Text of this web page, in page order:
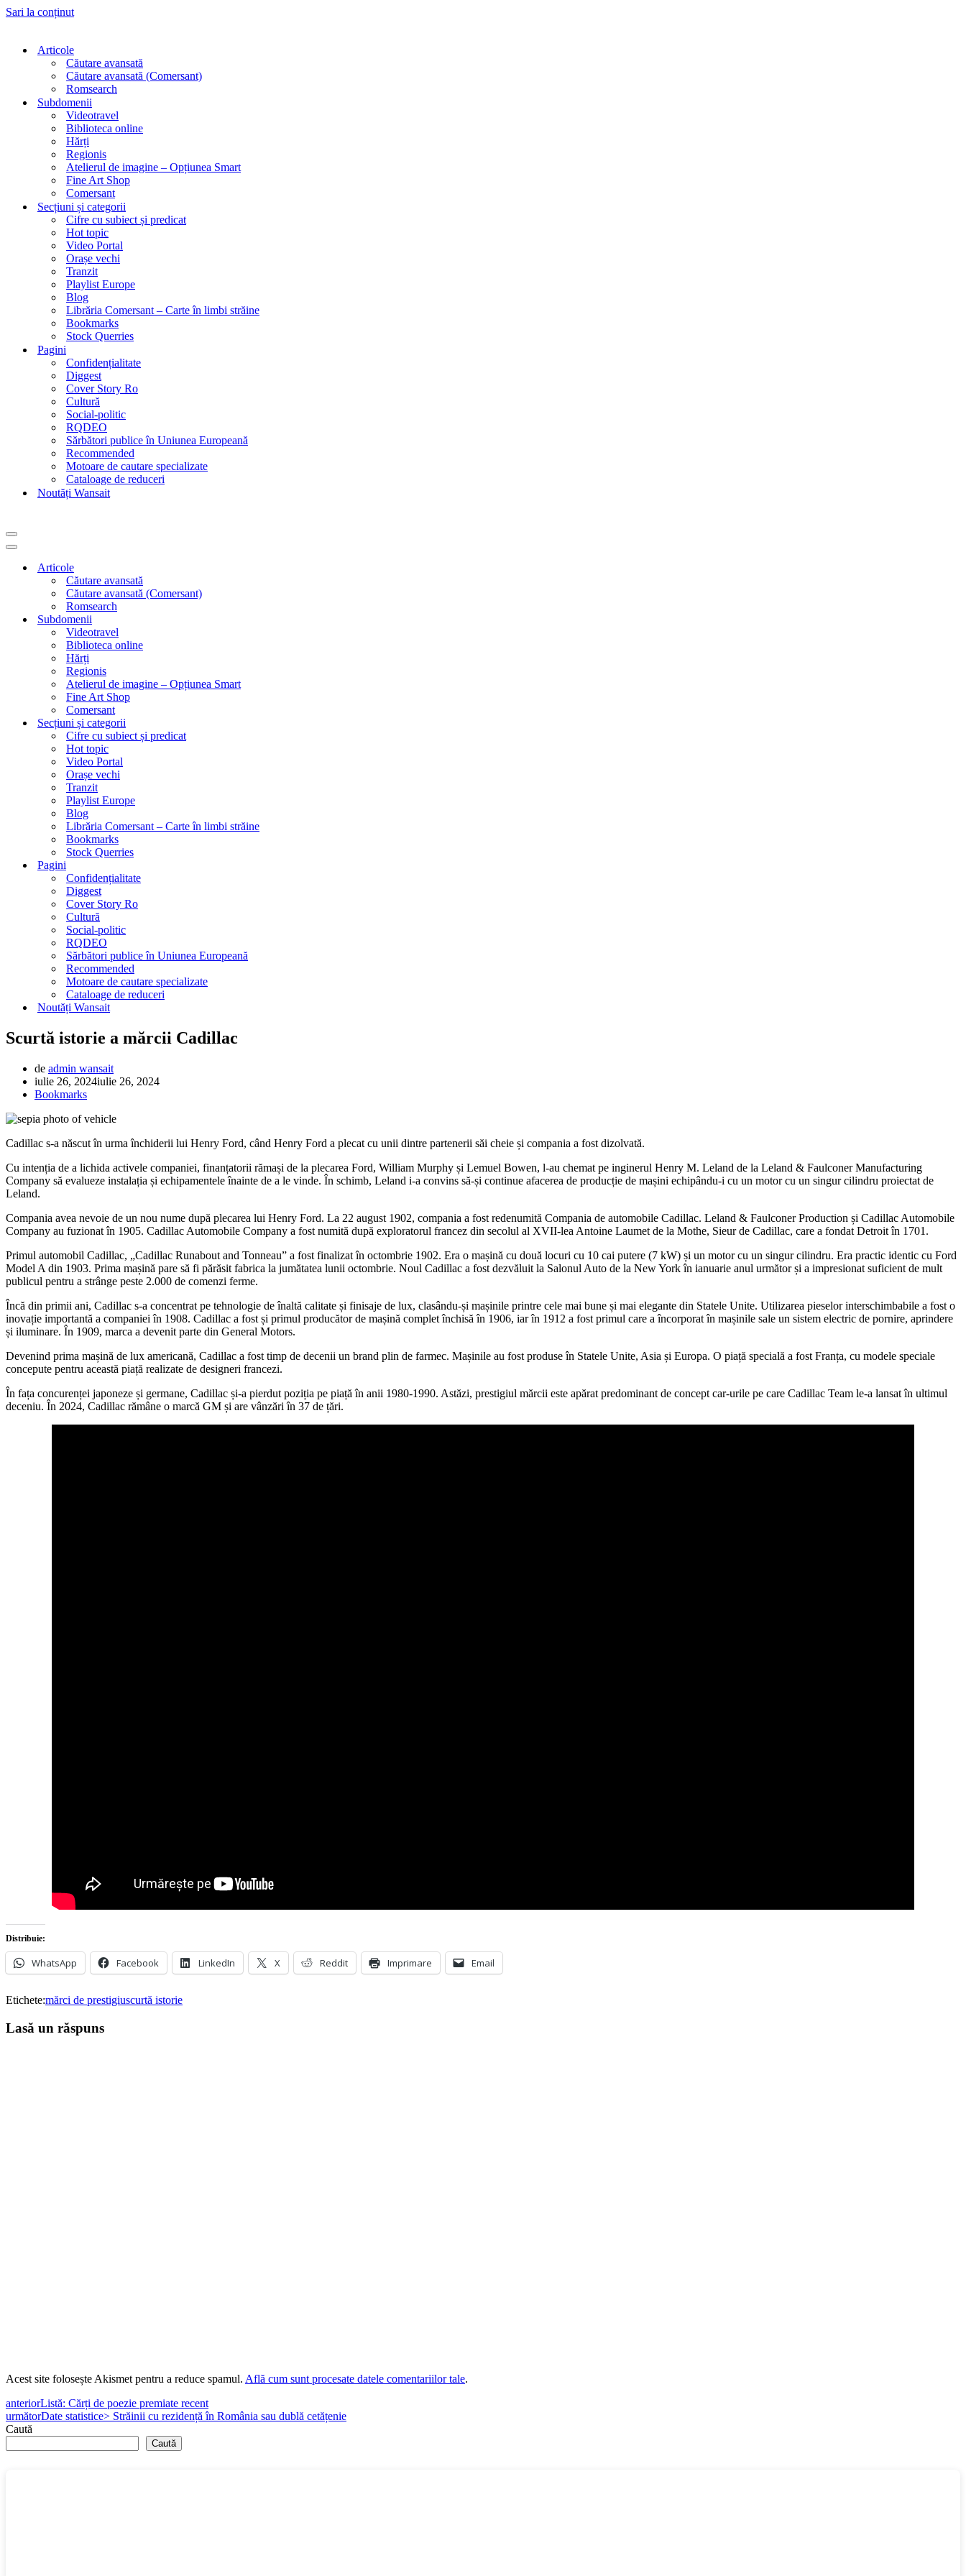
Sari la conținut
Articole
Căutare avansată
Căutare avansată (Comersant)
Romsearch
Subdomenii
Videotravel
Biblioteca online
Hărți
Regionis
Atelierul de imagine – Opțiunea Smart
Fine Art Shop
Comersant
Secțiuni și categorii
Cifre cu subiect și predicat
Hot topic
Video Portal
Orașe vechi
Tranzit
Playlist Europe
Blog
Librăria Comersant – Carte în limbi străine
Bookmarks
Stock Querries
Pagini
Confidențialitate
Diggest
Cover Story Ro
Cultură
Social-politic
RQDEO
Sărbători publice în Uniunea Europeană
Recommended
Motoare de cautare specializate
Cataloage de reduceri
Noutăți Wansait
Meniu
de
Meniu
navigareArticole
Căutare avansată
Căutare avansată (Comersant)
Romsearch
Subdomenii
Videotravel
Biblioteca online
Hărți
Regionis
Atelierul de imagine – Opțiunea Smart
Fine Art Shop
Comersant
Secțiuni și categorii
Cifre cu subiect și predicat
Hot topic
Video Portal
Orașe vechi
Tranzit
Playlist Europe
Blog
Librăria Comersant – Carte în limbi străine
Bookmarks
Stock Querries
Pagini
Confidențialitate
Diggest
Cover Story Ro
Cultură
Social-politic
RQDEO
Sărbători publice în Uniunea Europeană
Recommended
Motoare de cautare specializate
Cataloage de reduceri
Noutăți Wansait
Scurtă istorie a mărcii Cadillac
de admin wansait
iulie 26, 2024iulie 26, 2024
Bookmarks
Cadillac s-a născut în urma închiderii lui Henry Ford, când Henry Ford a plecat cu unii dintre partenerii săi cheie și compania a fost dizolvată.
Cu intenția de a lichida activele companiei, finanțatorii rămași de la plecarea Ford, William Murphy și Lemuel Bowen, l-au chemat pe inginerul Henry M. Leland de la Leland & Faulconer Manufacturing
Company să evalueze instalația și echipamentele înainte de a le vinde. În schimb, Leland i-a convins să-și continue afacerea de producție de mașini echipându-i cu un motor cu un singur cilindru proiectat de
Leland.
Compania avea nevoie de un nou nume după plecarea lui Henry Ford. La 22 august 1902, compania a fost redenumită Compania de automobile Cadillac. Leland & Faulconer Production și Cadillac Automobile
Company au fuzionat în 1905. Cadillac Automobile Company a fost numită după exploratorul francez din secolul al XVII-lea Antoine Laumet de la Mothe, Sieur de Cadillac, care a fondat Detroit în 1701.
Primul automobil Cadillac, „Cadillac Runabout and Tonneau” a fost finalizat în octombrie 1902. Era o mașină cu două locuri cu 10 cai putere (7 kW) și un motor cu un singur cilindru. Era practic identic cu Ford
Model A din 1903. Prima mașină pare să fi părăsit fabrica la jumătatea lunii octombrie. Noul Cadillac a fost dezvăluit la Salonul Auto de la New York în ianuarie anul următor și a impresionat suficient de mult
publicul pentru a strânge peste 2.000 de comenzi ferme.
Încă din primii ani, Cadillac s-a concentrat pe tehnologie de înaltă calitate și finisaje de lux, clasându-și mașinile printre cele mai bune și mai elegante din Statele Unite. Utilizarea pieselor interschimbabile a fost o
inovație importantă a companiei în 1908. Cadillac a fost și primul producător de mașină complet închisă în 1906, iar în 1912 a fost primul care a încorporat în mașinile sale un sistem electric de pornire, aprindere
și iluminare. În 1909, marca a devenit parte din General Motors.
Devenind prima mașină de lux americană, Cadillac a fost timp de decenii un brand plin de farmec. Mașinile au fost produse în Statele Unite, Asia și Europa. O piață specială a fost Franța, cu modele speciale
concepute pentru această piață realizate de designeri francezi.
În fața concurenței japoneze și germane, Cadillac și-a pierdut poziția pe piață în anii 1980-1990. Astăzi, prestigiul mărcii este apărat predominant de concept car-urile pe care Cadillac Team le-a lansat în ultimul
deceniu. În 2024, Cadillac rămâne o marcă GM și are vânzări în 37 de țări.
Distribuie:
WhatsApp Facebook LinkedIn X Reddit Imprimare Email
Etichete:mărci de prestigiuscurtă istorie
Lasă un răspuns
Acest site folosește Akismet pentru a reduce spamul. Află cum sunt procesate datele comentariilor tale.
anteriorListă: Cărți de poezie premiate recent
următorDate statistice> Străinii cu rezidență în România sau dublă cetățenie
Caută
Caută